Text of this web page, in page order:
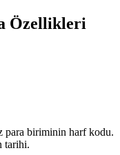
Özellikleri
para biriminin harf kodu.
tarihi.